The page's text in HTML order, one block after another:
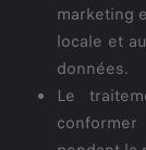
marketing
locale et
données.
Le